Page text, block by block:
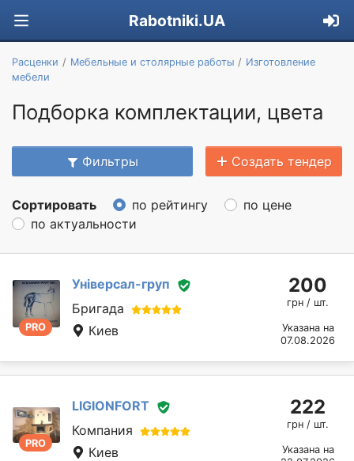
Rabotniki.UA
Расценки Мебельные и столярные работы
Изготовление
мебели
Подборка комплектации, цвета
Фильтры Создать тендер
Сортировать по рейтингу
по цене
по актуальности
PRO
Універсал-груп
Бригада
Киев
200
грн / шт.
Указана на
07.08.2026
PRO
LIGIONFORT
Компания
Киев
222
грн / шт.
Указана на